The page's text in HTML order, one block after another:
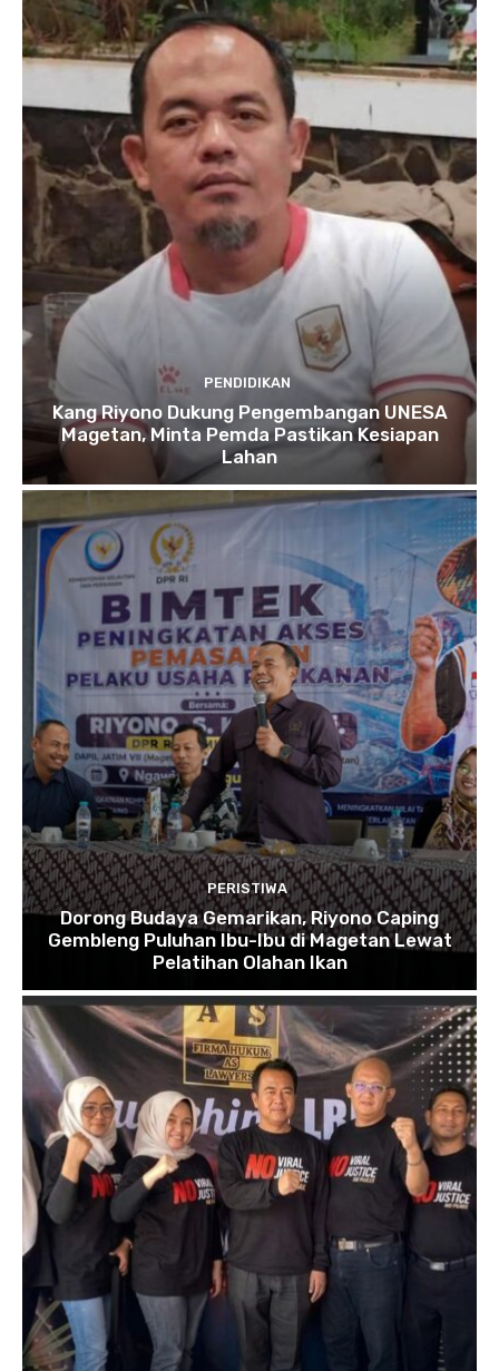
PENDIDIKAN
Kang Riyono Dukung Pengembangan UNESA
Magetan, Minta Pemda Pastikan Kesiapan
Lahan
PERISTIWA
Dorong Budaya Gemarikan, Riyono Caping
Gembleng Puluhan Ibu-Ibu di Magetan Lewat
Pelatihan Olahan Ikan